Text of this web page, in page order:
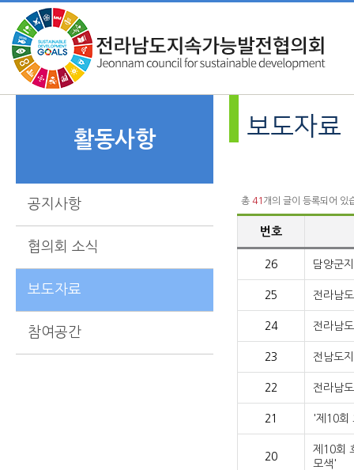
활동사항
공지사항
협의회 소식
보도자료
참여공간
보도자료
총 41 개의 글이 등록되어 있
번호
26 담양군
25 전라남
24 전라남
23 전남도
22 전라남
21 '제10회
20
제10회
모색'